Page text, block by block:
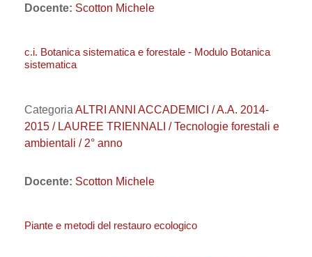
Docente: Scotton Michele
c.i. Botanica sistematica e forestale - Modulo Botanica
sistematica
Categoria ALTRI ANNI ACCADEMICI / A.A. 2014-
2015 / LAUREE TRIENNALI / Tecnologie forestali e
ambientali / 2° anno
Docente: Scotton Michele
Piante e metodi del restauro ecologico